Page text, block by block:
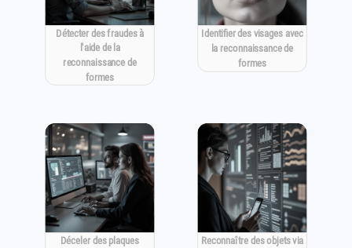
Détecter des fraudes à
l'aide de la
reconnaissance de
formes
Identifier des visages avec
la reconnaissance de
formes
Déceler des plaques
Reconnaître des objets via